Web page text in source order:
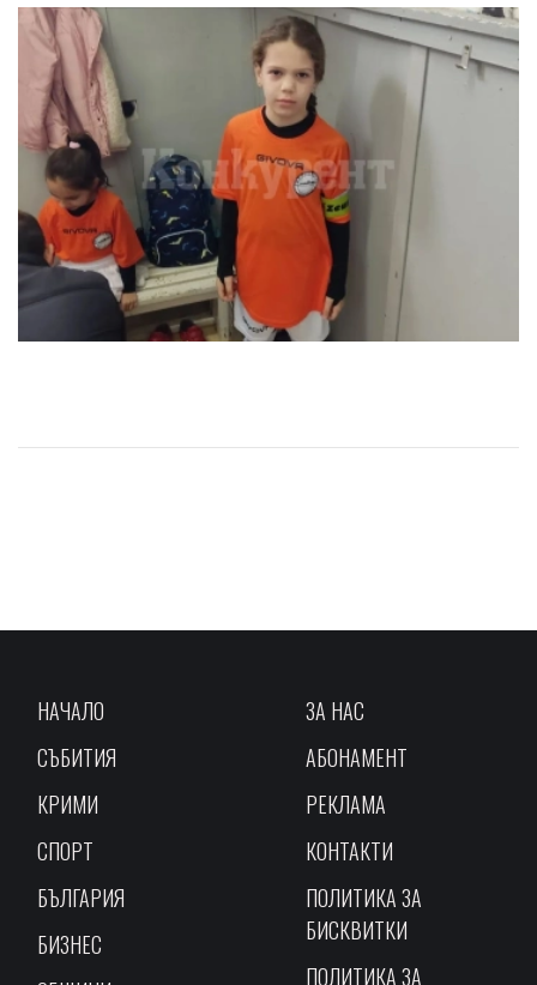
НАЧАЛО
СЪБИТИЯ
КРИМИ
СПОРТ
БЪЛГАРИЯ
БИЗНЕС
ЗА НАС
АБОНАМЕНТ
РЕКЛАМА
КОНТАКТИ
ПОЛИТИКА ЗА
БИСКВИТКИ
ПОЛИТИКА ЗА